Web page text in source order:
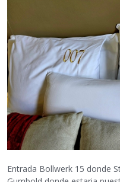
Entrada Bollwerk 15 donde